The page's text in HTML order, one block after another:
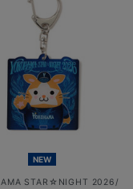
NEW
STAR☆NIGHT 2026/